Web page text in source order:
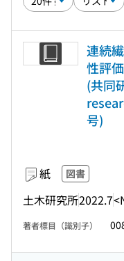
連続
性評
(共同
号)
紙 図書
土木研究所2022.7
著者標目（識別子）